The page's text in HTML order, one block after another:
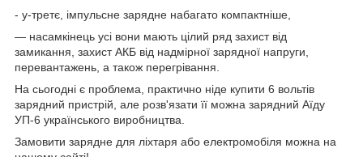
- у-третє, імпульсне зарядне набагато компактніше,
— насамкінець усі вони мають цілий ряд захист від
замикання, захист АКБ від надмірної зарядної напруги,
перевантажень, а також перегрівання.
На сьогодні є проблема, практично ніде купити 6 вольтів
зарядний пристрій, але розв'язати її можна зарядний Аїду
УП-6 українського виробництва.
Замовити зарядне для ліхтаря або електромобіля можна на